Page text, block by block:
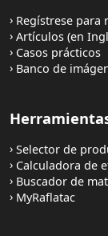
Regístrese para
Artículos (en
Casos prácticos
Banco de
Selector de
Calculadora de
Buscador de
MyRaflatac